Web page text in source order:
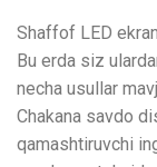
Shaffof LED
Bu erda siz
necha usullar
Chakana savdo
qamashtiruvchi